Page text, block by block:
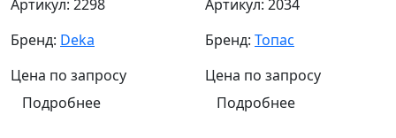
Артикул: 2298
Бренд: Deka
Цена по запросу
Подробнее
Артикул: 2034
Бренд: Топас
Цена по запросу
Подробнее